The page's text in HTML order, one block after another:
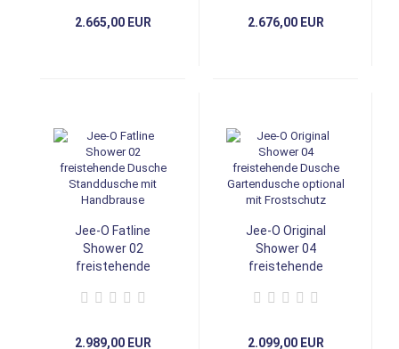
2.665,00 EUR
Kaltwasser
2.676,00 EUR
Jee-O Fatline
Shower 02
freistehende
Standdusche mit
2.989,00 EUR
Jee-O Original
Shower 04
freistehende
Gartendusche
Frostschutz
2.099,00 EUR